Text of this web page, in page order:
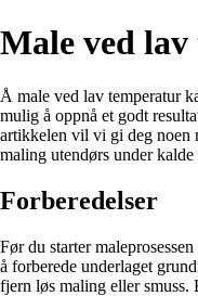
Male ved
Å male ved lav temperatur
mulig å oppnå et godt
artikkelen vil vi gi deg noen
maling utendørs under
Forberedelser
Før du starter
å forberede underlaget
fjern løs maling eller smuss.